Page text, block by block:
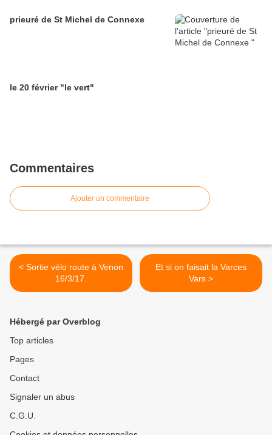
prieuré de St Michel de Connexe
le 20 février "le vert"
Commentaires
Ajouter un commentaire
< Sortie vélo route à Venon
16/3/17.
Et si on faisait la Varces
Vars >
Hébergé par Overblog
Top articles
Pages
Contact
Signaler un abus
C.G.U.